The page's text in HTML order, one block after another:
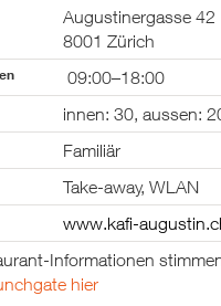
Augustinergasse 42
8001 Zürich
09:00–18:00
09:00–18:00
09:00–18:00
09:00–18:00
09:00–18:00
09:00–18:00
09:00–18:00
geschlossen
innen: 30, aussen:
Familiär
Take-away, WLAN
www.kafi-
Informationen
hier